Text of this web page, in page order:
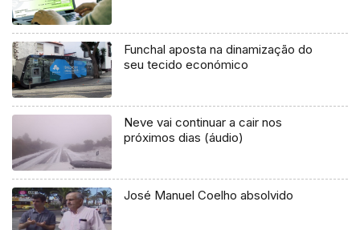
Funchal aposta na dinamização do
seu tecido económico
Neve vai continuar a cair nos
próximos dias (áudio)
José Manuel Coelho absolvido